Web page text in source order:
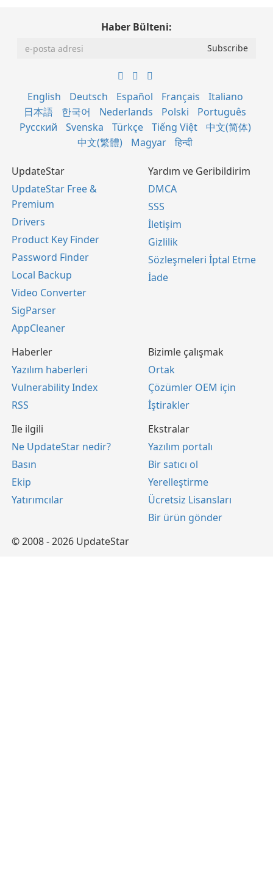
Haber Bülteni:
English Deutsch Español Français
Italiano
日本語
한국어 Nederlands Polski
Português
Русский
Svenska Türkçe Tiếng Việt
中文(简体)
中文(繁體)
Magyar हिन्दी
UpdateStar
UpdateStar Free &
Premium
Drivers
Product Key Finder
Password Finder
Local Backup
Video Converter
SigParser
AppCleaner
Yardım ve Geribildirim
DMCA
SSS
İletişim
Gizlilik
Sözleşmeleri İptal Etme
İade
Haberler
Yazılım haberleri
Vulnerability Index
RSS
Bizimle çalışmak
Ortak
Çözümler OEM için
İştirakler
Ile ilgili
Ne UpdateStar nedir?
Basın
Ekip
Yatırımcılar
Ekstralar
Yazılım portalı
Bir satıcı ol
Yerelleştirme
Ücretsiz Lisansları
Bir ürün gönder
© 2008 - 2026 UpdateStar